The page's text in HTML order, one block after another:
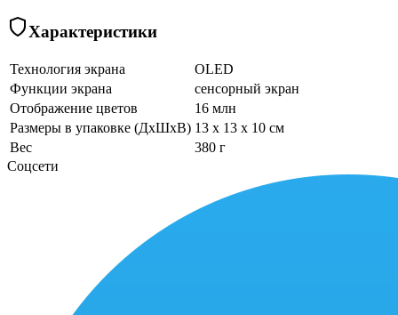
Характеристики
Технология экрана
OLED
Функции экрана
сенсорный экран
Отображение цветов
16 млн
Размеры в упаковке (ДхШхВ) 13 x 13 x 10 см
Вес
380 г
Соцсети